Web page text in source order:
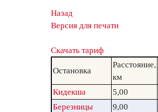
Назад
Версия для печати
Скачать тариф
Остановка
Расстояние,
км
Кидекша
5,00
Березницы
9,00